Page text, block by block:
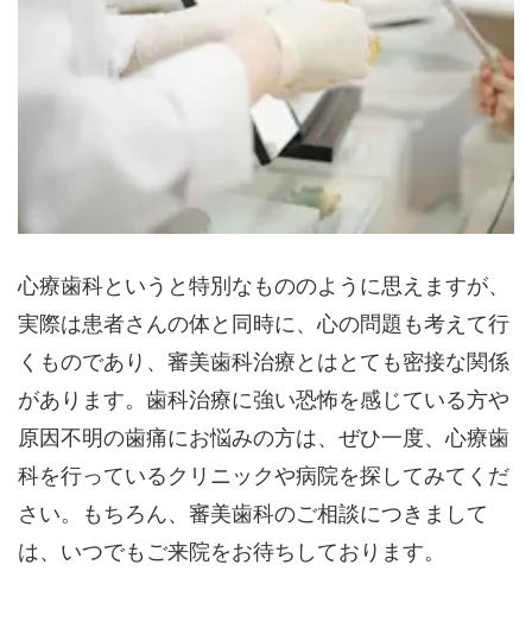
心療歯科というと特別なもののように思えますが、
実際は患者さんの体と同時に、心の問題も考えて行
くものであり、審美歯科治療とはとても密接な関係
があります。歯科治療に強い恐怖を感じている方や
原因不明の歯痛にお悩みの方は、ぜひ一度、心療歯
科を行っているクリニックや病院を探してみてくだ
さい。もちろん、審美歯科のご相談につきまして
は、いつでもご来院をお待ちしております。